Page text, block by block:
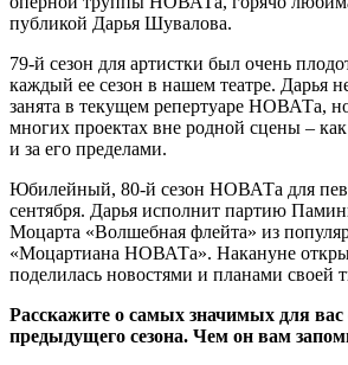
публикой Дарья Шувалова.
79-й сезон для артистки был очень
каждый ее сезон в нашем театре. Дарья
занята в текущем репертуаре НОВАТа,
многих проектах вне родной сцены ‒
и за его пределами.
Юбилейный, 80-й сезон НОВАТа для
сентября. Дарья исполнит партию
Моцарта «Волшебная флейта» из
«Моцартиана НОВАТа». Накануне
поделилась новостями и планами своей
Расскажите о самых значимых для
предыдущего сезона. Чем он вам